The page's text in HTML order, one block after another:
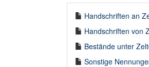
Handschriften an
Handschriften von
Bestände unter
Sonstige